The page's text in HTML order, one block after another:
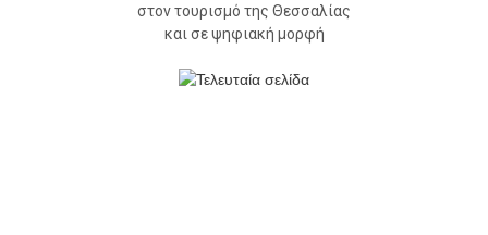
στον τουρισμό της Θεσσαλίας
και σε ψηφιακή μορφή